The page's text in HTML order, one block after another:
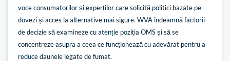
voce consumatorilor și experților care solicită politici bazate pe
dovezi și acces la alternative mai sigure. WVA îndeamnă factorii
de decizie să examineze cu atenție poziția OMS și să se
concentreze asupra a ceea ce funcționează cu adevărat pentru a
reduce daunele legate de fumat.